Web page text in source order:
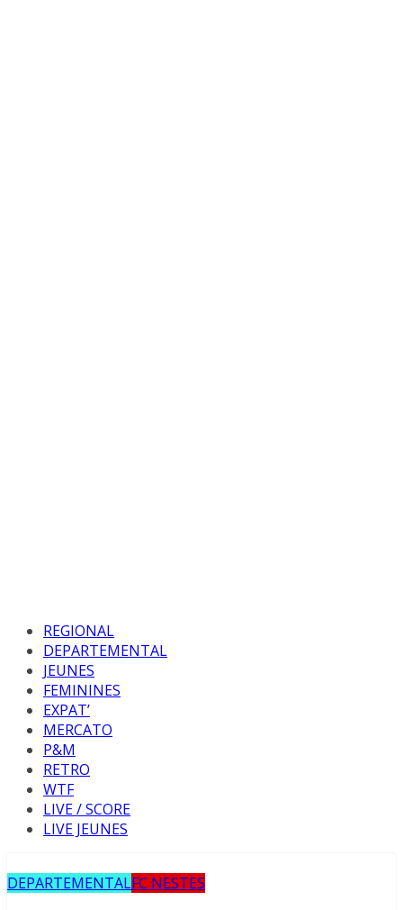
REGIONAL
DEPARTEMENTAL
JEUNES
FEMININES
EXPAT’
MERCATO
P&M
RETRO
WTF
LIVE / SCORE
LIVE JEUNES
DEPARTEMENTALFC NESTES